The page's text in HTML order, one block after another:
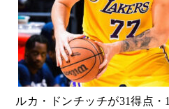
ルカ・ドンチッチが31得点・